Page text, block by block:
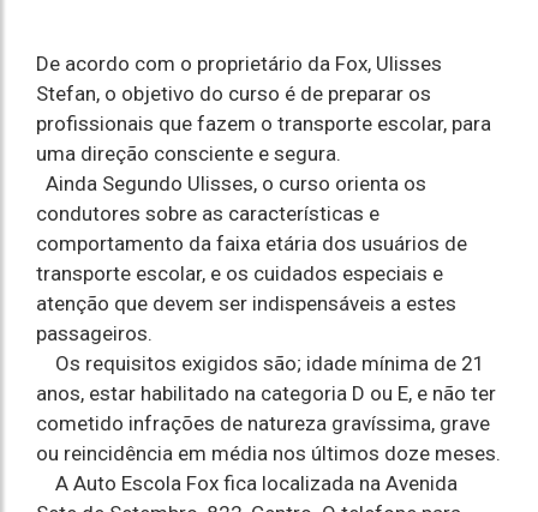
De acordo com o proprietário da Fox, Ulisses
Stefan, o objetivo do curso é de preparar os
profissionais que fazem o transporte escolar, para
uma direção consciente e segura.
Ainda Segundo Ulisses, o curso orienta os
condutores sobre as características e
comportamento da faixa etária dos usuários de
transporte escolar, e os cuidados especiais e
atenção que devem ser indispensáveis a estes
passageiros.
Os requisitos exigidos são; idade mínima de 21
anos, estar habilitado na categoria D ou E, e não ter
cometido infrações de natureza gravíssima, grave
ou reincidência em média nos últimos doze meses.
A Auto Escola Fox fica localizada na Avenida